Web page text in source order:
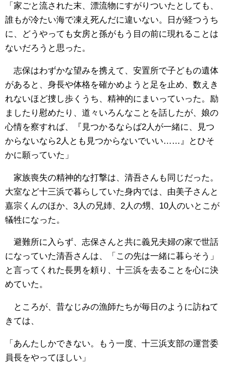
「家ごと流された末、漂流物にすがりついたとしても、
誰もが冷たい海で凍え死んだに違いない。日が経つうち
に、どうやっても女房と孫がもう目の前に現れることは
ないだろうと思った。
志保はわずかな望みを携えて、安置所で子どもの遺体
があると、身長や体格を確かめようと足を止め、数えき
れないほど捜し歩くうち、精神的にまいっていった。励
ましたり慰めたり、道々いろんなことを話したが、娘の
心情を察すれば、『見つかるならば2人が一緒に、見つ
からないなら2人とも見つからないでいい……』とひそ
かに願っていた」
家族喪失の精神的な打撃は、清吾さんも同じだった。
大室など十三浜で暮らしていた身内では、由美子さんと
嘉宗くんのほか、3人の兄姉、2人の甥、10人のいとこが
犠牲になった。
避難所に入らず、志保さんと共に義兄夫婦の家で世話
になっていた清吾さんは、「この先は一緒に暮らそう」
と言ってくれた長男を頼り、十三浜を去ることを心に決
めていた。
ところが、昔なじみの漁師たちが毎日のように訪ねて
きては、
「あんたしかできない。もう一度、十三浜支部の運営委
員長をやってほしい」